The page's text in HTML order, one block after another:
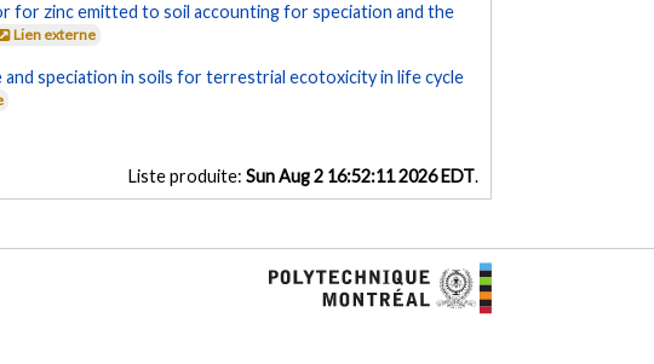
for zinc emitted to soil accounting for speciation and the
Lien externe
speciation in soils for terrestrial ecotoxicity in life cycle
Liste produite: Sun Aug 2 16:52:11 2026 EDT.